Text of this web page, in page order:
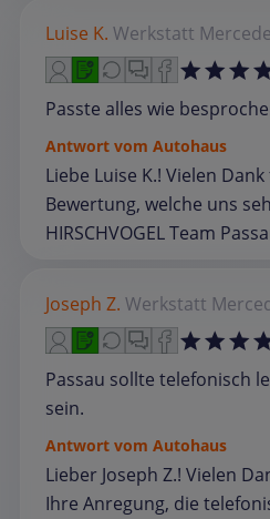
Luise K. Werkstatt
Passte alles wie
Antwort vom Autohaus
Liebe Luise K.! Vielen
Bewertung, welche uns
HIRSCHVOGEL Team
Joseph Z. Werkstatt
Passau sollte telefonisch
sein.
Antwort vom Autohaus
Lieber Joseph Z.! Vielen
Ihre Anregung, die